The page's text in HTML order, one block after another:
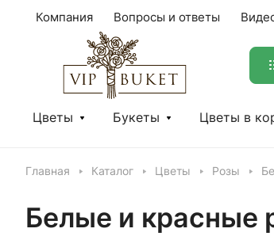
Компания Вопросы и ответы
Цветы Букеты Цветы в
Главная Каталог Цветы Розы
Белые и красные